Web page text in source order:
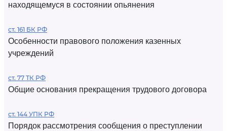
находящемуся в состоянии опьянения
ст. 161 БК РФ
Особенности правового положения казенных
учреждений
ст. 77 ТК РФ
Общие основания прекращения трудового договора
ст. 144 УПК РФ
Порядок рассмотрения сообщения о преступлении